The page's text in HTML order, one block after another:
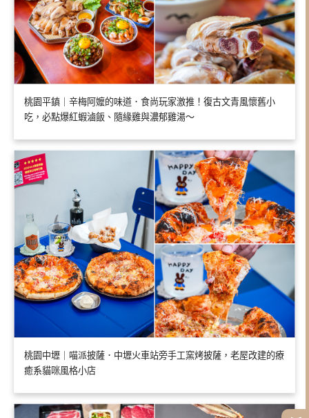
桃園平鎮｜辛梅阿嬤的味道．食尚玩家激推！復古文青風懷舊小
吃，必點爆紅蝦滷飯、隨緣雞與濃郁雞湯～
桃園中壢｜喵派披薩．中壢火車站旁手工窯烤披薩，老屋改建的療
癒系貓咪風格小店